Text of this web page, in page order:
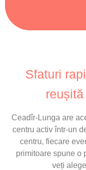
Sfaturi
Ceadîr-Lunga are
centru activ într-un
centru, fiecare
primitoare spune o
veți